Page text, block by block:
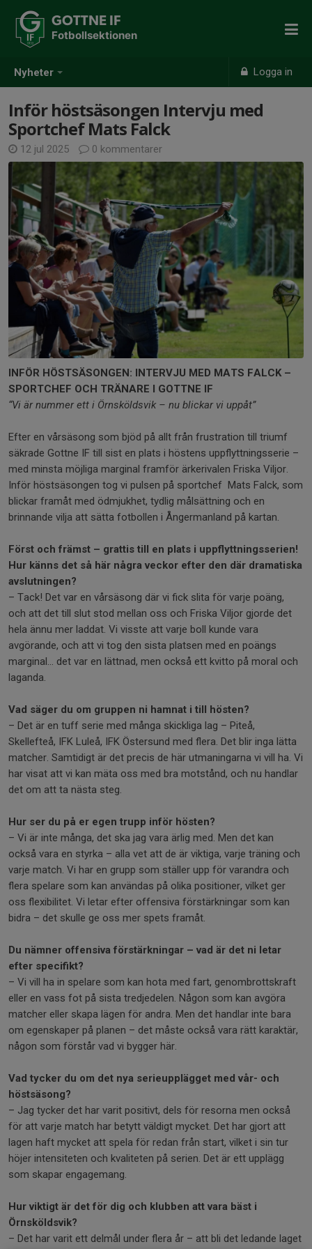
Nyheter Logga in
GOTTNE IF
Fotbollsektionen
Inför höstsäsongen Intervju med
Sportchef Mats Falck
12 jul 2025 0 kommentarer
INFÖR HÖSTSÄSONGEN: INTERVJU MED MATS FALCK –
SPORTCHEF OCH TRÄNARE I GOTTNE IF
“Vi är nummer ett i Örnsköldsvik – nu blickar vi uppåt”
Efter en vårsäsong som bjöd på allt från frustration till triumf
säkrade Gottne IF till sist en plats i höstens uppflyttningsserie –
med minsta möjliga marginal framför ärkerivalen Friska Viljor.
Inför höstsäsongen tog vi pulsen på sportchef Mats Falck, som
blickar framåt med ödmjukhet, tydlig målsättning och en
brinnande vilja att sätta fotbollen i Ångermanland på kartan.
Först och främst – grattis till en plats i uppflyttningsserien!
Hur känns det så här några veckor efter den där dramatiska
avslutningen?
– Tack! Det var en vårsäsong där vi fick slita för varje poäng,
och att det till slut stod mellan oss och Friska Viljor gjorde det
hela ännu mer laddat. Vi visste att varje boll kunde vara
avgörande, och att vi tog den sista platsen med en poängs
marginal... det var en lättnad, men också ett kvitto på moral och
laganda.
Vad säger du om gruppen ni hamnat i till hösten?
– Det är en tuff serie med många skickliga lag – Piteå,
Skellefteå, IFK Luleå, IFK Östersund med flera. Det blir inga lätta
matcher. Samtidigt är det precis de här utmaningarna vi vill ha. Vi
har visat att vi kan mäta oss med bra motstånd, och nu handlar
det om att ta nästa steg.
Hur ser du på er egen trupp inför hösten?
– Vi är inte många, det ska jag vara ärlig med. Men det kan
också vara en styrka – alla vet att de är viktiga, varje träning och
varje match. Vi har en grupp som ställer upp för varandra och
flera spelare som kan användas på olika positioner, vilket ger
oss flexibilitet. Vi letar efter offensiva förstärkningar som kan
bidra – det skulle ge oss mer spets framåt.
Du nämner offensiva förstärkningar – vad är det ni letar
efter specifikt?
– Vi vill ha in spelare som kan hota med fart, genombrottskraft
eller en vass fot på sista tredjedelen. Någon som kan avgöra
matcher eller skapa lägen för andra. Men det handlar inte bara
om egenskaper på planen – det måste också vara rätt karaktär,
någon som förstår vad vi bygger här.
Vad tycker du om det nya serieupplägget med vår- och
höstsäsong?
– Jag tycker det har varit positivt, dels för resorna men också
för att varje match har betytt väldigt mycket. Det har gjort att
lagen haft mycket att spela för redan från start, vilket i sin tur
höjer intensiteten och kvaliteten på serien. Det är ett upplägg
som skapar engagemang.
Hur viktigt är det för dig och klubben att vara bäst i
Örnsköldsvik?
– Det har varit ett delmål under flera år – att bli det ledande laget